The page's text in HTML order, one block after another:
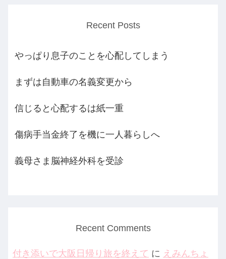
Recent Posts
やっぱり息子のことを心配してしまう
まずは自動車の名義変更から
信じると心配するは紙一重
傷病手当金終了を機に一人暮らしへ
義母さま脳神経外科を受診
Recent Comments
付き添いで大阪日帰り旅を終えて に えみんちょ